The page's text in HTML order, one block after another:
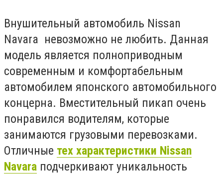
Внушительный автомобиль Nissan
Navara невозможно не любить. Данная
модель является полноприводным
современным и комфортабельным
автомобилем японского автомобильного
концерна. Вместительный пикап очень
понравился водителям, которые
занимаются грузовыми перевозками.
Отличные тех характеристики Nissan
Navara подчеркивают уникальность